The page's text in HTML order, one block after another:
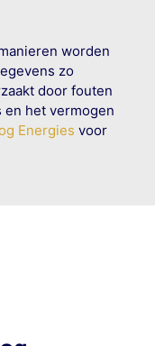
worden
zo
door fouten
het vermogen
Energies voor